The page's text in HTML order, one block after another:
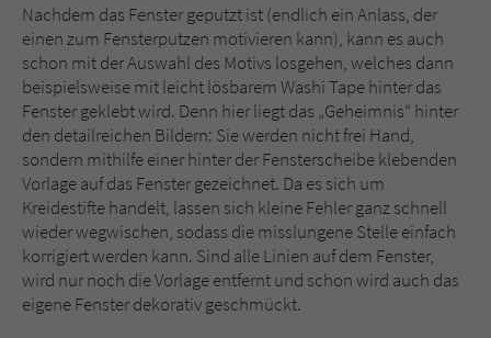
Nachdem das Fenster geputzt ist (endlich ein Anlass, der
einen zum Fensterputzen motivieren kann), kann es auch
schon mit der Auswahl des Motivs losgehen, welches dann
beispielsweise mit leicht lösbarem Washi Tape hinter das
Fenster geklebt wird. Denn hier liegt das „Geheimnis“ hinter
den detailreichen Bildern: Sie werden nicht frei Hand,
sondern mithilfe einer hinter der Fensterscheibe klebenden
Vorlage auf das Fenster gezeichnet. Da es sich um
Kreidestifte handelt, lassen sich kleine Fehler ganz schnell
wieder wegwischen, sodass die misslungene Stelle einfach
korrigiert werden kann. Sind alle Linien auf dem Fenster,
wird nur noch die Vorlage entfernt und schon wird auch das
eigene Fenster dekorativ geschmückt.